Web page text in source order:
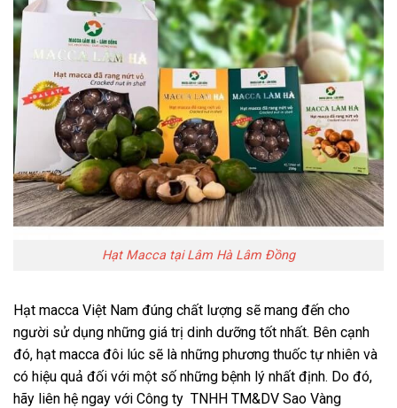
Hạt Macca tại Lâm Hà Lâm Đồng
Hạt macca Việt Nam đúng chất lượng sẽ mang đến cho
người sử dụng những giá trị dinh dưỡng tốt nhất. Bên cạnh
đó, hạt macca đôi lúc sẽ là những phương thuốc tự nhiên và
có hiệu quả đối với một số những bệnh lý nhất định. Do đó,
hãy liên hệ ngay với Công ty TNHH TM&DV Sao Vàng